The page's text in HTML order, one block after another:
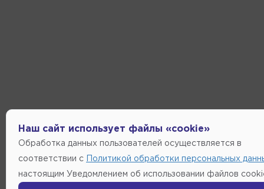
Наш сайт использует файлы «cookie»
Обработка данных пользователей осуществляется в
соответствии с Политикой обработки персональных
настоящим Уведомлением об использовании файлов